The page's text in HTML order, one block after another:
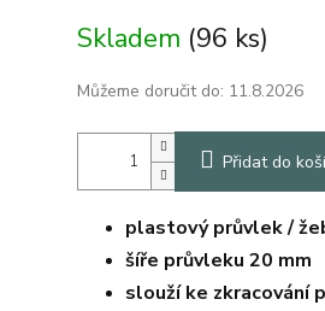
Skladem (96 ks)
Můžeme doručit do: 11.8.2026
Přidat do
plastový průvlek /
šíře průvleku 20 mm
slouží ke zkracování